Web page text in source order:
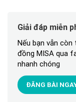
Giải đáp miễn
Nếu bạn vẫn
đồng MISA qua
nhanh chóng
ĐĂNG BÀI